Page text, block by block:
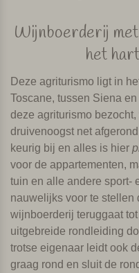
Wijnboerderij
het
Deze agriturismo ligt in
Toscane, tussen Siena
deze agriturismo
druivenoogst net
keurig bij en alles is hier
voor de appartementen,
tuin en alle andere sport-
nauwelijks voor te stellen
wijnboerderij teruggaat
uitgebreide rondleiding
trotse eigenaar leidt ook
graag rond en sluit de